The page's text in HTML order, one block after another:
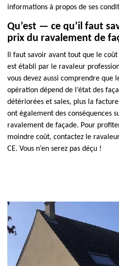
informations à propos de ses
Qu’est — ce qu’il faut
prix du ravalement de
Il faut savoir avant tout que le
est établi par le ravaleur
vous devez aussi comprendre que
opération dépend de l’état des
détériorées et sales, plus la
ont également des conséquences
ravalement de façade. Pour
moindre coût, contactez le
CE. Vous n’en serez pas déçu !